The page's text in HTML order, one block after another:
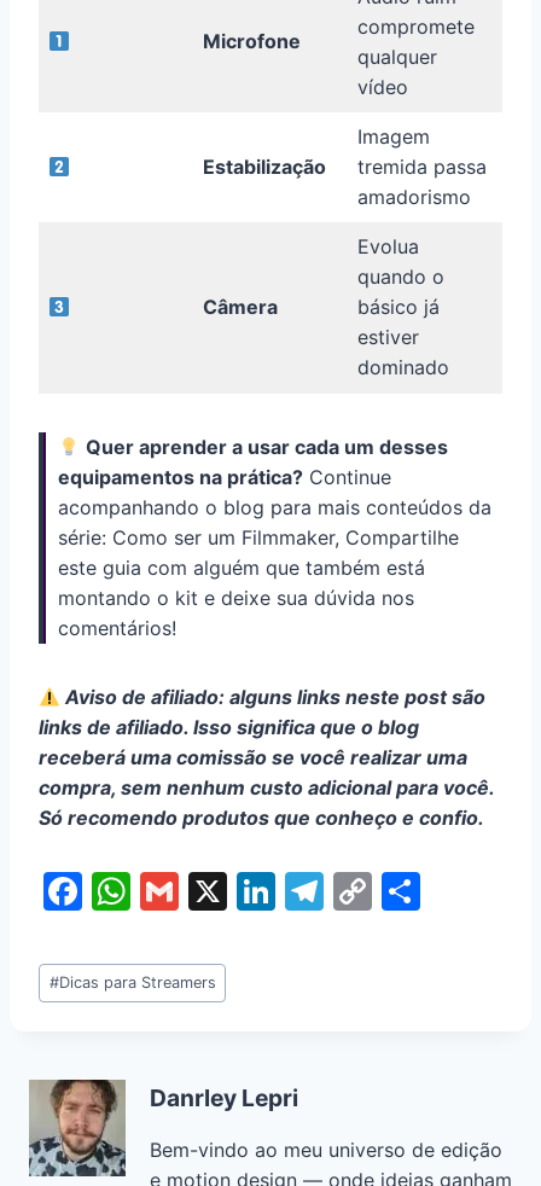
Microfone
compromete
qualquer
vídeo
Estabilização
Imagem
tremida passa
amadorismo
Câmera
Evolua
quando o
básico já
estiver
dominado
Quer aprender a usar cada um desses
equipamentos na prática? Continue
acompanhando o blog para mais conteúdos da
série: Como ser um Filmmaker, Compartilhe
este guia com alguém que também está
montando o kit e deixe sua dúvida nos
comentários!
Aviso de afiliado: alguns links neste post são
links de afiliado. Isso significa que o blog
receberá uma comissão se você realizar uma
compra, sem nenhum custo adicional para você.
Só recomendo produtos que conheço e confio.
F
c
e
o
o
k
W
at
s
p
G
ai
l
X
Li
n
T
C
#Dicas para Streamers
Danrley Lepri
Bem-vindo ao meu universo de edição
e motion design — onde ideias ganham